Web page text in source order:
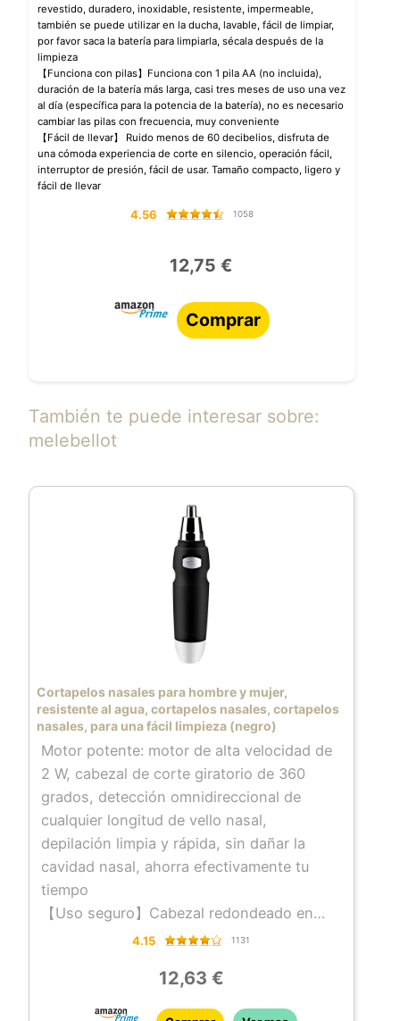
revestido, duradero, inoxidable, resistente, impermeable,
también se puede utilizar en la ducha, lavable, fácil de limpiar,
por favor saca la batería para limpiarla, sécala después de la
limpieza
【Funciona con pilas】Funciona con 1 pila AA (no incluida),
duración de la batería más larga, casi tres meses de uso una vez
al día (específica para la potencia de la batería), no es necesario
cambiar las pilas con frecuencia, muy conveniente
【Fácil de llevar】 Ruido menos de 60 decibelios, disfruta de
una cómoda experiencia de corte en silencio, operación fácil,
interruptor de presión, fácil de usar. Tamaño compacto, ligero y
fácil de llevar
4.56 1058
12,75 €
Comprar
También te puede interesar sobre:
melebellot
Cortapelos nasales para hombre y mujer,
resistente al agua, cortapelos nasales, cortapelos
nasales, para una fácil limpieza (negro)
Motor potente: motor de alta velocidad de
2 W, cabezal de corte giratorio de 360
grados, detección omnidireccional de
cualquier longitud de vello nasal,
depilación limpia y rápida, sin dañar la
cavidad nasal, ahorra efectivamente tu
tiempo
【Uso seguro】Cabezal redondeado en
forma de R, se adapta cómodamente a la
captura exactamente el cabello, sensación
antideslizante, fácil de sostener y
4.15 1131
12,63 €